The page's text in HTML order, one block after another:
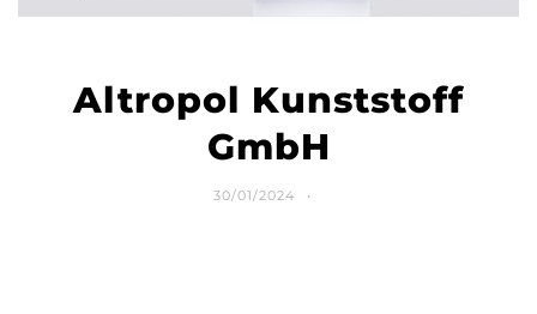
Altropol Kunststoff
GmbH
30/01/2024